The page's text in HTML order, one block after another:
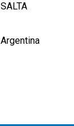
SALTA
Argentina